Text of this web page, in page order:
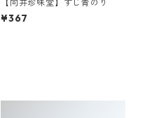
【向井珍味堂】すじ青のり
¥367